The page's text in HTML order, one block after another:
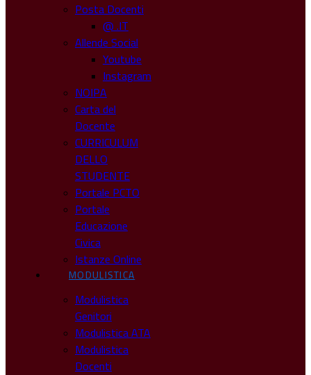
Posta Docenti
@ .IT
Allende Social
Youtube
Instagram
NOIPA
Carta del
Docente
CURRICULUM
DELLO
STUDENTE
Portale PCTO
Portale
Educazione
Civica
Istanze Online
MODULISTICA
Modulistica
Genitori
Modulistica ATA
Modulistica
Docenti